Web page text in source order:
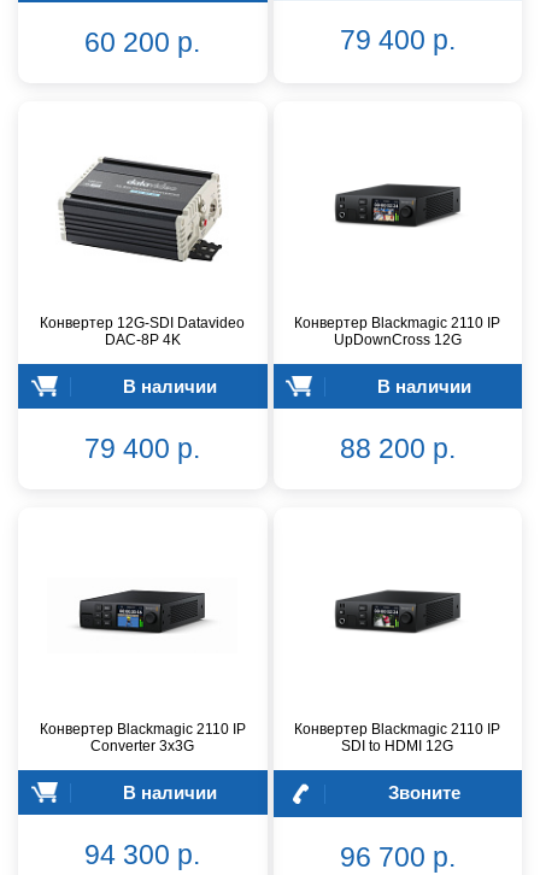
60 200 р. 79 400 р.
Конвертер 12G-SDI Datavideo
DAC-8P 4K
В наличии
79 400 р.
Конвертер Blackmagic 2110 IP
UpDownCross 12G
В наличии
88 200 р.
Конвертер Blackmagic 2110 IP
Converter 3x3G
В наличии
94 300 р.
Конвертер Blackmagic 2110 IP
SDI to HDMI 12G
Звоните
96 700 р.